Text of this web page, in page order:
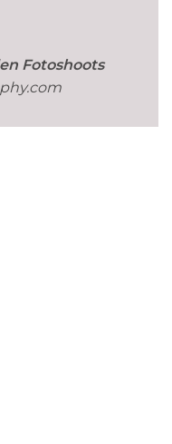
Fotoshoots